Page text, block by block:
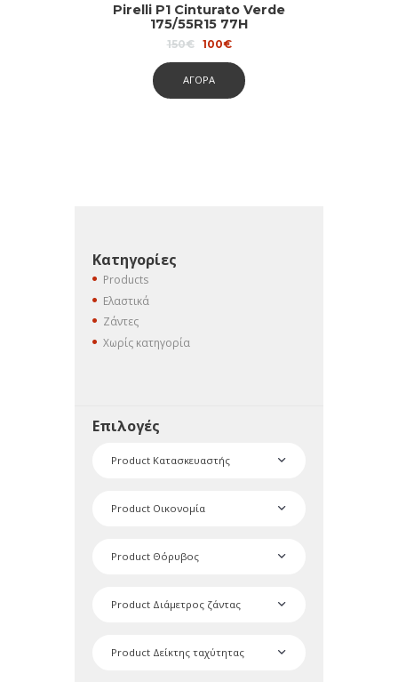
Pirelli P1 Cinturato Verde
175/55R15 77H
150€
Original
150€.
100€Current
is:
100€.
ΑΓΟΡΑ
Κατηγορίες
Products
Ελαστικά
Ζάντες
Χωρίς κατηγορία
Επιλογές